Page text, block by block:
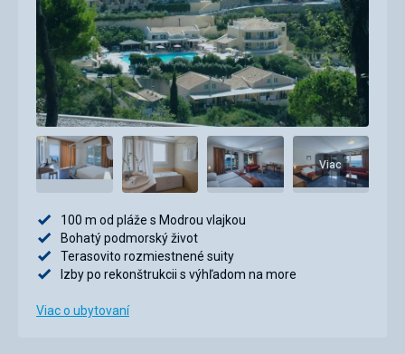
Viac
100 m od pláže s Modrou vlajkou
Bohatý podmorský život
Terasovito rozmiestnené suity
Izby po rekonštrukcii s výhľadom na more
Viac o ubytovaní